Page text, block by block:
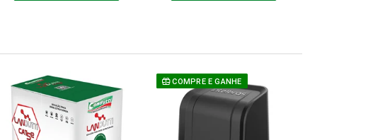
COMPRE E GANHE